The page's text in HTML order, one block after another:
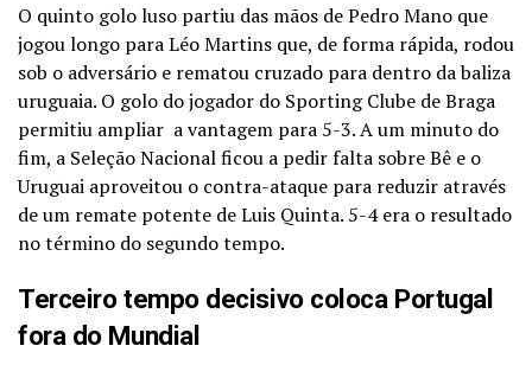
O quinto golo luso partiu das mãos de Pedro Mano que
jogou longo para Léo Martins que, de forma rápida, rodou
sob o adversário e rematou cruzado para dentro da baliza
uruguaia. O golo do jogador do Sporting Clube de Braga
permitiu ampliar a vantagem para 5-3. A um minuto do
fim, a Seleção Nacional ficou a pedir falta sobre Bê e o
Uruguai aproveitou o contra-ataque para reduzir através
de um remate potente de Luis Quinta. 5-4 era o resultado
no término do segundo tempo.
Terceiro tempo decisivo coloca Portugal
fora do Mundial